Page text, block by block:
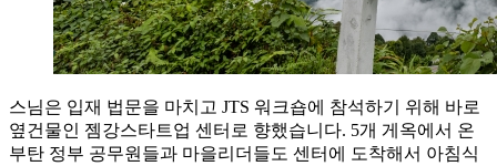
스님은 입재 법문을 마치고 JTS 워크숍에 참석하기 위해 바로
옆건물인 젬강스타트업 센터로 향했습니다. 5개 게옥에서 온
부탄 정부 공무원들과 마을리더들도 센터에 도착해서 아침식